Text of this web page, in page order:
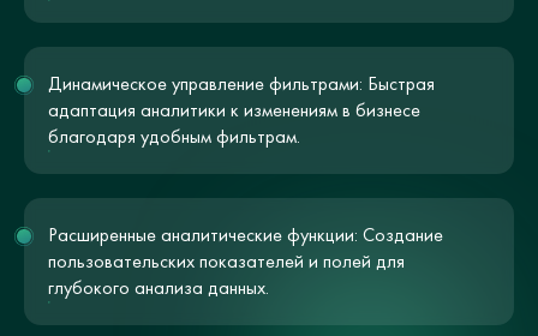
Динамическое управление фильтрами: Быстрая
адаптация аналитики к изменениям в бизнесе
благодаря удобным фильтрам.
Расширенные аналитические функции: Создание
пользовательских показателей и полей для
глубокого анализа данных.